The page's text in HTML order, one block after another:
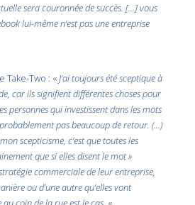
sera couronnée de succès. […] vous
lui-même n’est pas une entreprise
Take-Two : «J’ai toujours été sceptique à
car ils signifient différentes choses pour
personnes qui investissent dans les mots
pas beaucoup de retour. (…)
scepticisme, c’est que toutes les
que si elles disent le mot »
commerciale de leur entreprise,
ou d’une autre qu’elles vont